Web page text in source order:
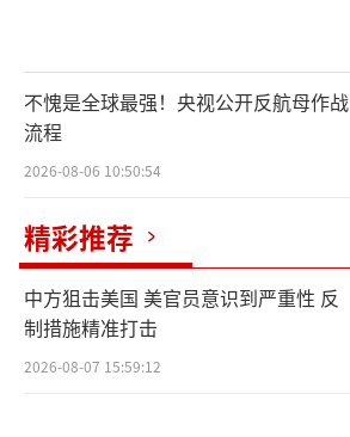
不愧是全球最强！央视公开反航母作战
流程
2026-08-06 10:50:54
精彩推荐
中方狙击美国 美官员意识到严重性 反
制措施精准打击
2026-08-07 15:59:12